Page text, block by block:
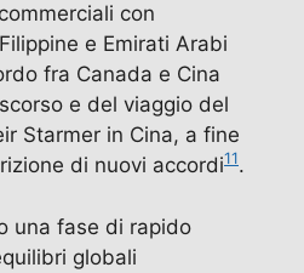
con
e Emirati Arabi
fra Canada e Cina
e del viaggio del
Starmer in Cina, a fine
di nuovi accordi11.
una fase di rapido
globali